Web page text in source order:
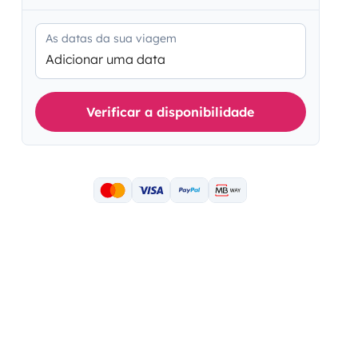
As datas da sua viagem
Adicionar uma data
Verificar a disponibilidade